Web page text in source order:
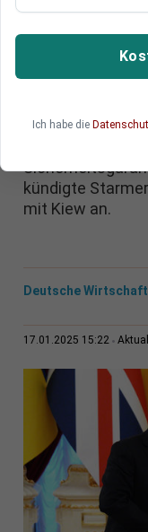
Selenskyj
in Kiew, um ein
unterzeichnen.
der
kündigte
mit Kiew an.
Deutsche
17.01.2025 15:22
Ich habe die